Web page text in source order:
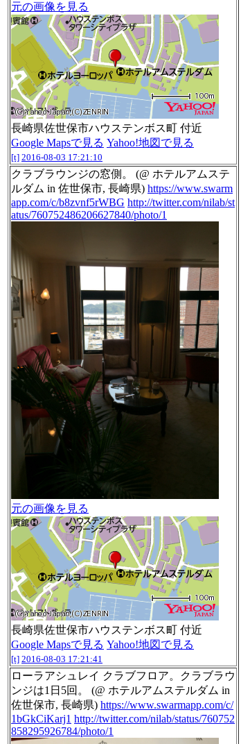
元の画像を見る
長崎県佐世保市ハウステンボス町 付近
Google Mapsで見る Yahoo!地図で見る
[t] 2016-08-03 17:21:10
クラブラウンジの窓側。 (@ ホテルアムステ
ルダム in 佐世保市, 長崎県) https://www.swarm
app.com/c/b8zvnf5rWBG http://twitter.com/nilab/st
atus/760752486206627840/photo/1
元の画像を見る
長崎県佐世保市ハウステンボス町 付近
Google Mapsで見る Yahoo!地図で見る
[t] 2016-08-03 17:21:41
ローラアシュレイ クラブフロア。クラブラウ
ンジは1日5回。 (@ ホテルアムステルダム in
佐世保市, 長崎県) https://www.swarmapp.com/c/
1bGkCiKarj1 http://twitter.com/nilab/status/760752
858295926784/photo/1